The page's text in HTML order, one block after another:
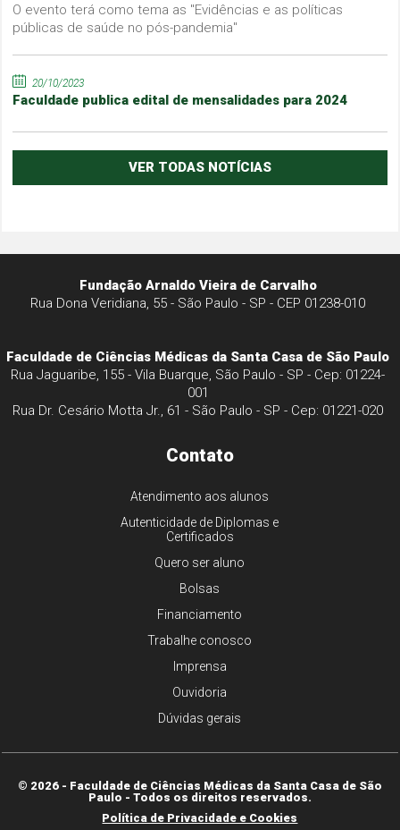
O evento terá como tema as "Evidências e as políticas
públicas de saúde no pós-pandemia"
20/10/2023
Faculdade publica edital de mensalidades para 2024
VER TODAS NOTÍCIAS
Fundação Arnaldo Vieira de Carvalho
Rua Dona Veridiana, 55 - São Paulo - SP - CEP 01238-010
Faculdade de Ciências Médicas da Santa Casa de São Paulo
Rua Jaguaribe, 155 - Vila Buarque, São Paulo - SP - Cep: 01224-
001
Rua Dr. Cesário Motta Jr., 61 - São Paulo - SP - Cep: 01221-020
Contato
Atendimento aos alunos
Autenticidade de Diplomas e
Certificados
Quero ser aluno
Bolsas
Financiamento
Trabalhe conosco
Imprensa
Ouvidoria
Dúvidas gerais
© 2026 - Faculdade de Ciências Médicas da Santa Casa de São
Paulo - Todos os direitos reservados.
Política de Privacidade e Cookies